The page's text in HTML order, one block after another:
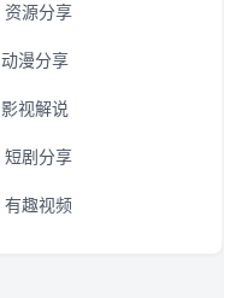
资源分享
动漫分享
影视解说
短剧分享
有趣视频